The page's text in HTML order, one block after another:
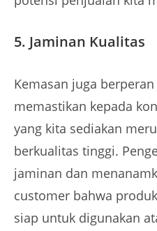
5. Jaminan Kualitas
Kemasan juga
memastikan kepada
yang kita sediakan
berkualitas tinggi.
jaminan dan
customer bahwa
siap untuk digunakan